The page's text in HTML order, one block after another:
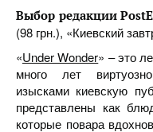
Выбор редакции
(98 грн.), «Киевский
«Under Wonder» – это
много лет
изысками киевскую
представлены как
которые повара